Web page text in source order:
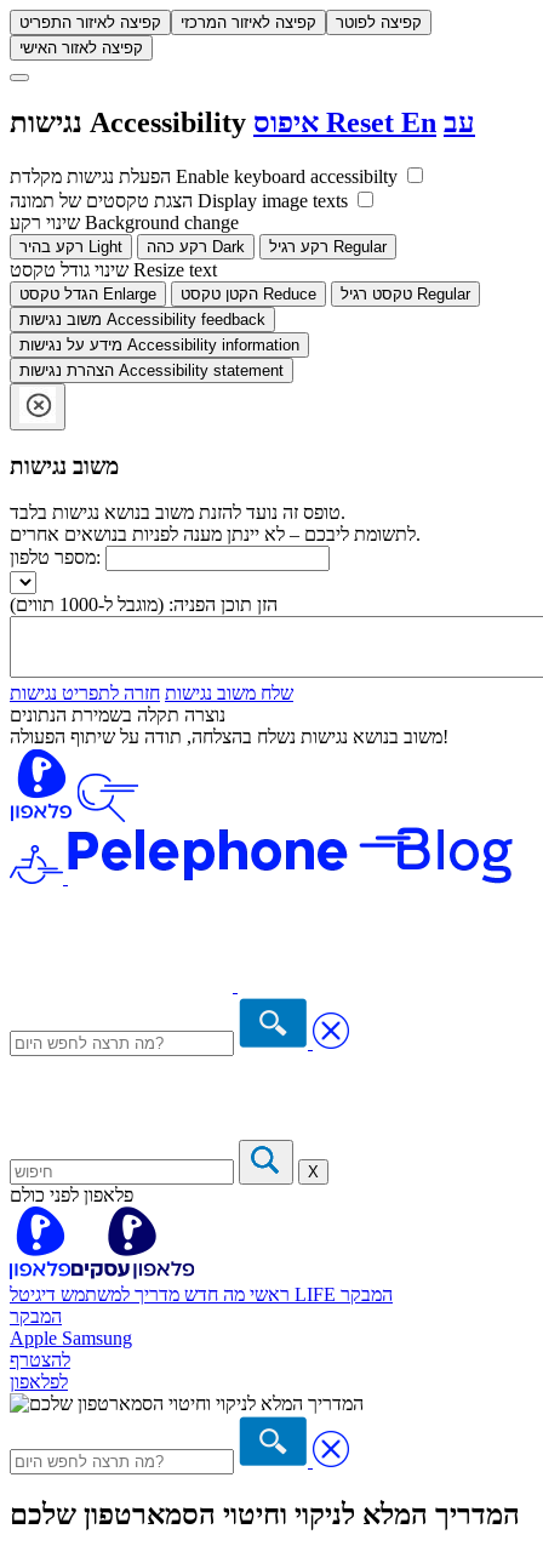
קפיצה לאיזור התפריט קפיצה לאיזור המרכזי
קפיצה לפוטר
קפיצה לאזור האישי
Accessibility Reset En עב
Enable keyboard accessibilty
Display image texts
Background change
Light Dark Regular
Resize text
Enlarge Reduce
Regular
Accessibility feedback
Accessibility information
Accessibility statement
משוב נגישות
טופס זה נועד להזנת משוב בנושא נגישות בלבד.
לתשומת ליבכם – לא יינתן מענה לפניות בנושאים אחרים.
מספר טלפון:
הזן תוכן הפניה: (מוגבל ל-1000 תווים)
שלח משוב נגישות חזרה לתפריט נגישות
נוצרה תקלה בשמירת הנתונים
משוב בנושא נגישות נשלח בהצלחה, תודה על שיתוף הפעולה!
X
פלאפון לפני כולם
ראשי מה חדש מדריך למשתמש דיגיטל LIFE המבקר
המבקר
Apple Samsung
להצטרף
לפלאפון
המדריך המלא לניקוי וחיטוי הסמארטפון שלכם